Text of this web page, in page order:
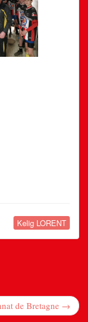
Kelig LORENT
de Bretagne →